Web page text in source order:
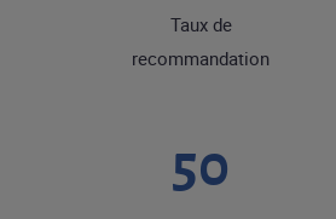
Taux de
recommandation
50